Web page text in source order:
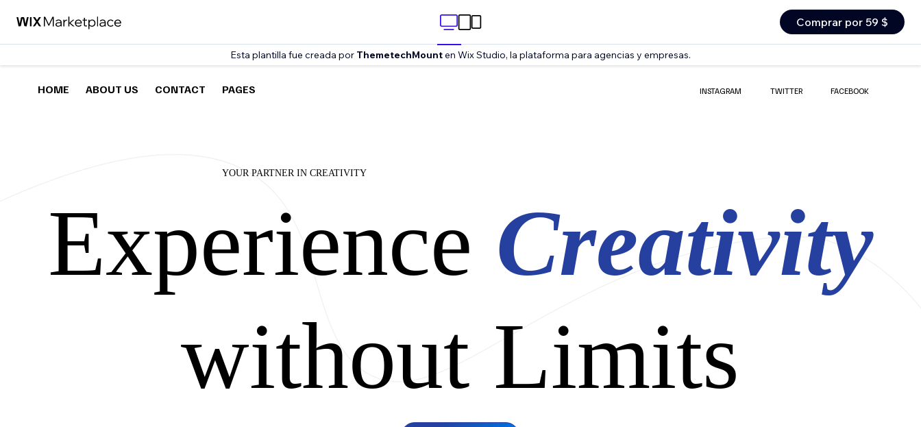
Comprar por 59 $
Esta plantilla fue creada por ThemetechMounten Wix Studio, la plataforma para agencias y empresas.